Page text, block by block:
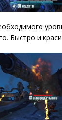
Быстро и